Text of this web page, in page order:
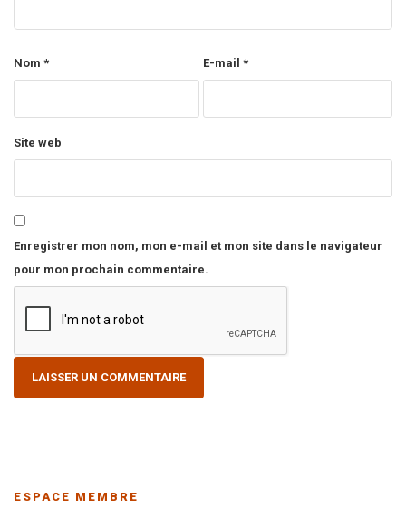
Nom * E-mail *
Site web
Enregistrer mon nom, mon e-mail et mon site dans le navigateur
pour mon prochain commentaire.
ESPACE MEMBRE